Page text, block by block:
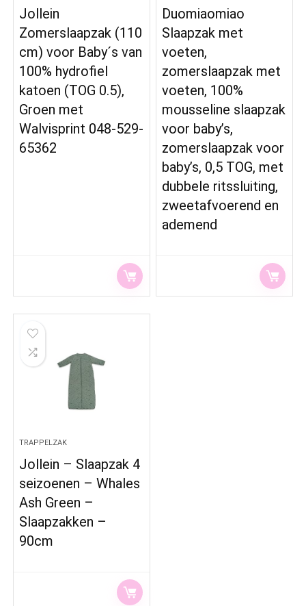
Jollein
Zomerslaapzak (110
cm) voor Baby´s van
100% hydrofiel
katoen (TOG 0.5),
Groen met
Walvisprint 048-529-
65362
Duomiaomiao
Slaapzak met
voeten,
zomerslaapzak met
voeten, 100%
mousseline slaapzak
voor baby’s,
zomerslaapzak voor
baby’s, 0,5 TOG, met
dubbele ritssluiting,
zweetafvoerend en
ademend
TRAPPELZAK
Jollein – Slaapzak 4
seizoenen – Whales
Ash Green –
Slaapzakken –
90cm